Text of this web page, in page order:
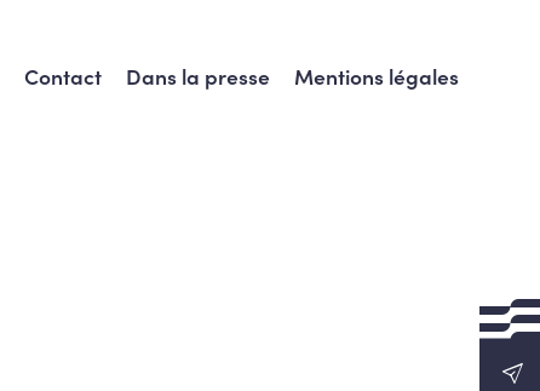
Contact Dans la presse Mentions légales